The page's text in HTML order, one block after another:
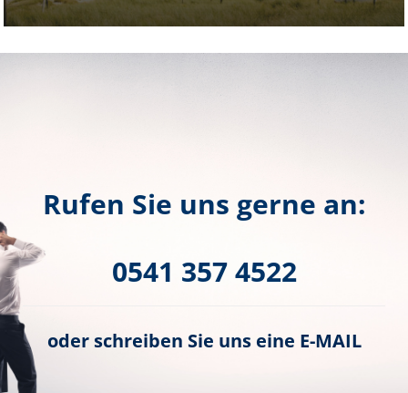
Rufen Sie uns gerne an:
0541 357 4522
oder schreiben Sie uns eine E-MAIL